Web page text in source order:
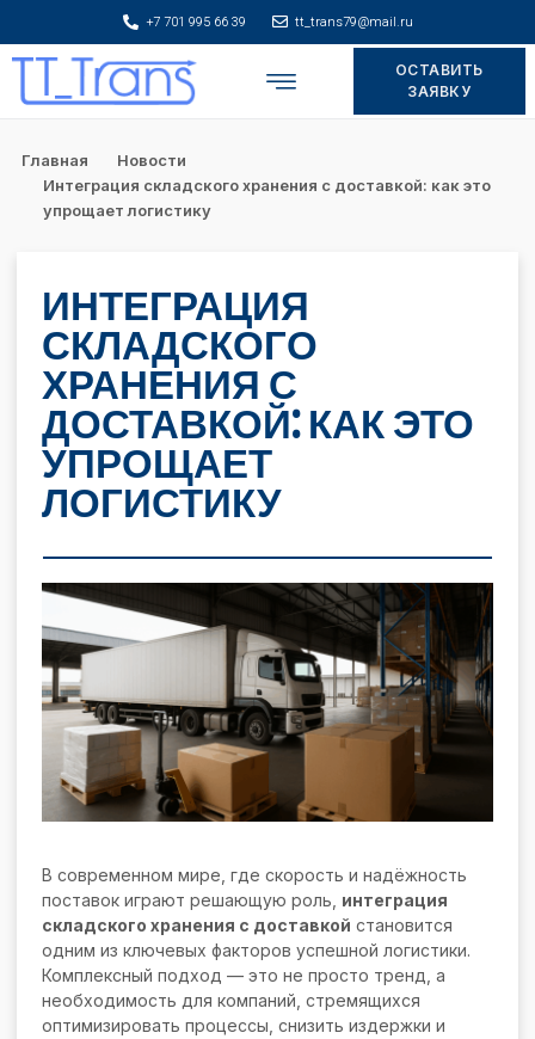
+7 701 995 66 39 tt_trans79@mail.ru
ОСТАВИТЬ
ЗАЯВКУ
Главная
Новости
Интеграция складского хранения с доставкой: как это
упрощает логистику
ИНТЕГРАЦИЯ
СКЛАДСКОГО
ХРАНЕНИЯ С
ДОСТАВКОЙ: КАК ЭТО
УПРОЩАЕТ
ЛОГИСТИКУ
В современном мире, где скорость и надёжность
поставок играют решающую роль, интеграция
складского хранения с доставкой становится
одним из ключевых факторов успешной логистики.
Комплексный подход — это не просто тренд, а
необходимость для компаний, стремящихся
оптимизировать процессы, снизить издержки и